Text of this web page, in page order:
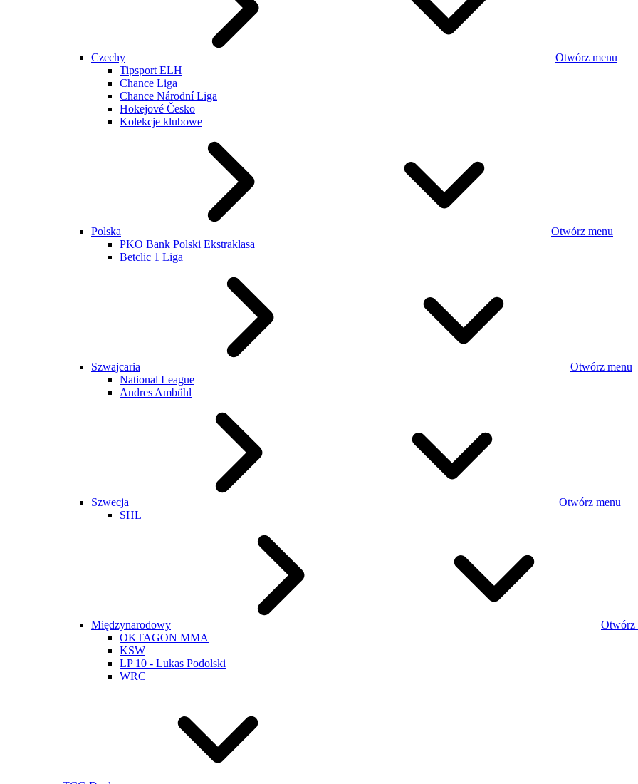
Czechy
Otwórz menu
Tipsport ELH
Chance Liga
Chance Národní Liga
Hokejové Česko
Kolekcje klubowe
Polska
Otwórz menu
PKO Bank Polski Ekstraklasa
Betclic 1 Liga
Szwajcaria
Otwórz menu
National League
Andres Ambühl
Szwecja
Otwórz menu
SHL
Międzynarodowy
Otwórz
OKTAGON MMA
KSW
LP 10 - Lukas Podolski
WRC